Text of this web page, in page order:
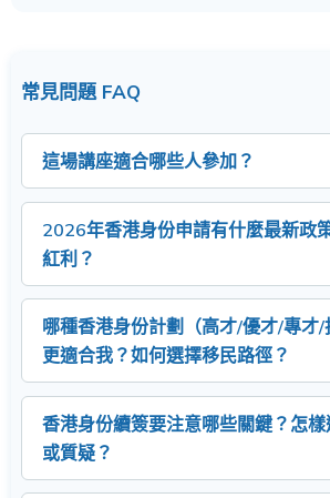
常見問題 FAQ
這場講座適合哪些人參加？
2026年香港身份申請有什麼最新政
紅利？
哪種香港身份計劃（高才/優才/專才/
更適合我？如何選擇移民路徑？
香港身份續簽要注意哪些關鍵？怎
或質疑？